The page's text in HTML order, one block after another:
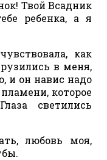
Твой Всадник
ребенка, а я
как
в меня,
и он навис надо
которое
светились
любовь моя,